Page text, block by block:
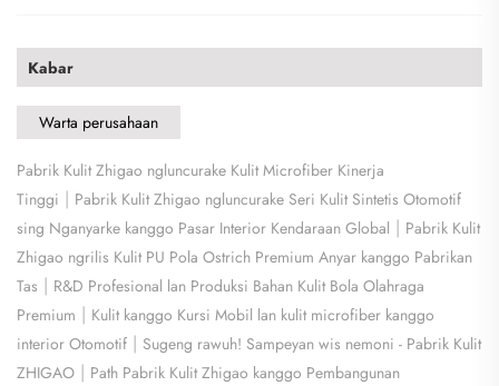
Kabar
Warta perusahaan
Pabrik Kulit Zhigao ngluncurake Kulit Microfiber Kinerja
Tinggi | Pabrik Kulit Zhigao ngluncurake Seri Kulit Sintetis Otomotif
sing Nganyarke kanggo Pasar Interior Kendaraan Global | Pabrik Kulit
Zhigao ngrilis Kulit PU Pola Ostrich Premium Anyar kanggo Pabrikan
Tas | R&D Profesional lan Produksi Bahan Kulit Bola Olahraga
Premium | Kulit kanggo Kursi Mobil lan kulit microfiber kanggo
interior Otomotif | Sugeng rawuh! Sampeyan wis nemoni - Pabrik Kulit
ZHIGAO | Path Pabrik Kulit Zhigao kanggo Pembangunan